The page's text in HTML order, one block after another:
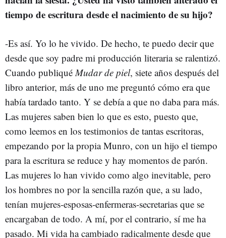
tiempo de escritura desde el nacimiento de su hijo?
-Es así. Yo lo he vivido. De hecho, te puedo decir que
desde que soy padre mi producción literaria se ralentizó.
Cuando publiquéMudar de piel, siete años después del
libro anterior, más de uno me preguntó cómo era que
había tardado tanto. Y se debía a que no daba para más.
Las mujeres saben bien lo que es esto, puesto que,
como leemos en los testimonios de tantas escritoras,
empezando por la propia Munro, con un hijo el tiempo
para la escritura se reduce y hay momentos de parón.
Las mujeres lo han vivido como algo inevitable, pero
los hombres no por la sencilla razón que, a su lado,
tenían mujeres-esposas-enfermeras-secretarias que se
encargaban de todo. A mí, por el contrario, sí me ha
pasado. Mi vida ha cambiado radicalmente desde que